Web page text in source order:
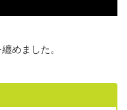
めました。